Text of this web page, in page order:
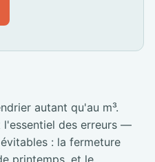
autant qu'au m³.
l'essentiel des erreurs —
: la fermeture
printemps, et le